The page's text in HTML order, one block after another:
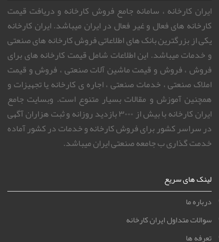
ایران کارخانه ، سامانه جامع فروش کارخانه و دریافت قیمت
کارخانه های فعال و غیر فعال در ایران میباشد. ایران کارخانه
یکی از بزرگترین بانک های اطلاعاتی فروش کارخانه های صنعتی
و خدمات میباشد. این اطلاعات شامل قیمت کارخانه های برای
فروش ، فروش و قیمت ماشین آلات صنعتی ، فروش و قیمت
املاک صنعتی ، خدمات صنعتی ، اجاره ی کارخانه یا تجهیزات و
همچنین آموزش و مقالات بسیار متنوع است. وبسایت جامع
ایران کارخانه با بیش از ۳۰۰۰ بازدید روزانه و ثبت هزاران آگهی
در سراسر کشور برای فروش کارخانه و خدمات در کشور آماده
خدمت گذاری ب جامعه صنعتی ایران میباشد.
لینک های سریع
درباره ما
سوالات متداول ایران کارخانه
تعرفه ها